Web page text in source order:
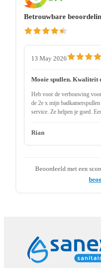
Betrouwbare
13 May 2026
Mooie spullen. Kwaliteit
Heb voor de verbouwing
de 2e x mijn
service. Ze helpen je goed.
Rian
Beoordeeld met een